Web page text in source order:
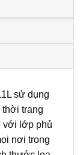
sử dụng
thời trang
với lớp phủ
nơi trong